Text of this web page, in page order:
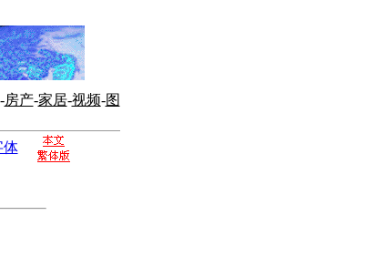
-房产-家居-视频-图
体